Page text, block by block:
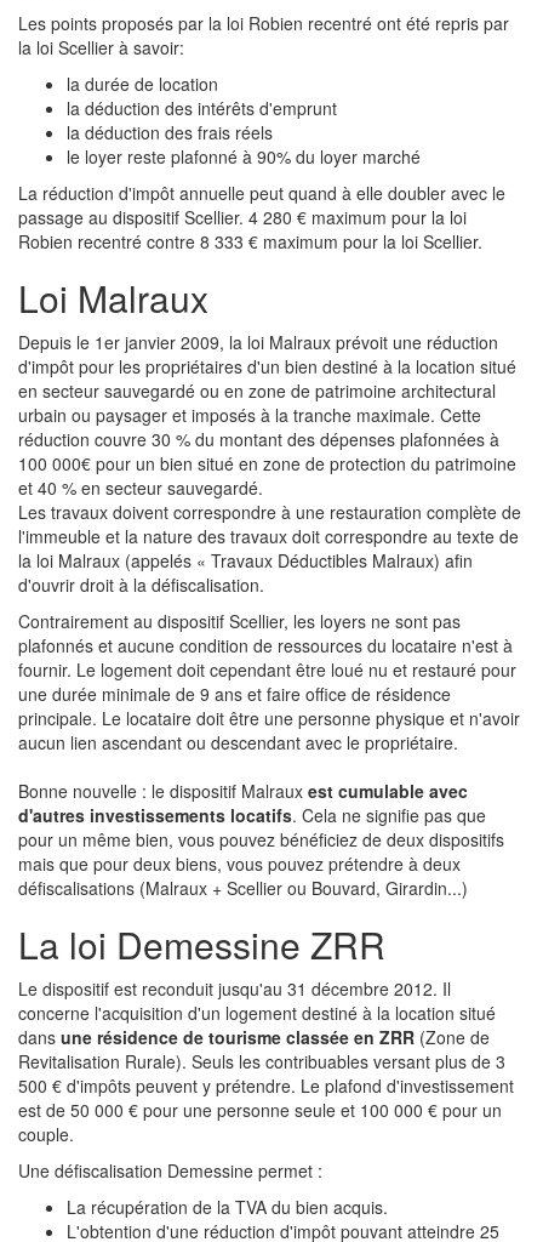
Les points proposés par la loi Robien recentré ont été repris par
la loi Scellier à savoir:
la durée de location
la déduction des intérêts d'emprunt
la déduction des frais réels
le loyer reste plafonné à 90% du loyer marché
La réduction d'impôt annuelle peut quand à elle doubler avec le
passage au dispositif Scellier. 4 280 € maximum pour la loi
Robien recentré contre 8 333 € maximum pour la loi Scellier.
Loi Malraux
Depuis le 1er janvier 2009, la loi Malraux prévoit une réduction
d'impôt pour les propriétaires d'un bien destiné à la location situé
en secteur sauvegardé ou en zone de patrimoine architectural
urbain ou paysager et imposés à la tranche maximale. Cette
réduction couvre 30 % du montant des dépenses plafonnées à
100 000€ pour un bien situé en zone de protection du patrimoine
et 40 % en secteur sauvegardé.
Les travaux doivent correspondre à une restauration complète de
l'immeuble et la nature des travaux doit correspondre au texte de
la loi Malraux (appelés « Travaux Déductibles Malraux) afin
d'ouvrir droit à la défiscalisation.
Contrairement au dispositif Scellier, les loyers ne sont pas
plafonnés et aucune condition de ressources du locataire n'est à
fournir. Le logement doit cependant être loué nu et restauré pour
une durée minimale de 9 ans et faire office de résidence
principale. Le locataire doit être une personne physique et n'avoir
aucun lien ascendant ou descendant avec le propriétaire.
Bonne nouvelle : le dispositif Malraux est cumulable avec
d'autres investissements locatifs. Cela ne signifie pas que
pour un même bien, vous pouvez bénéficiez de deux dispositifs
mais que pour deux biens, vous pouvez prétendre à deux
défiscalisations (Malraux + Scellier ou Bouvard, Girardin...)
La loi Demessine ZRR
Le dispositif est reconduit jusqu'au 31 décembre 2012. Il
concerne l'acquisition d'un logement destiné à la location situé
dans une résidence de tourisme classée en ZRR (Zone de
Revitalisation Rurale). Seuls les contribuables versant plus de 3
500 € d'impôts peuvent y prétendre. Le plafond d'investissement
est de 50 000 € pour une personne seule et 100 000 € pour un
couple.
Une défiscalisation Demessine permet :
La récupération de la TVA du bien acquis.
L'obtention d'une réduction d'impôt pouvant atteindre 25